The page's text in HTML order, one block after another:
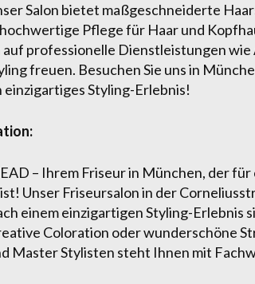
Salon bietet maßgeschneiderte
Pflege für Haar und
auf professionelle Dienstleistungen
freuen. Besuchen Sie uns in
einzigartiges Styling-Erlebnis!
– Ihrem Friseur in München, der
Unser Friseursalon in der
einem einzigartigen Styling-Erlebnis
Coloration oder wunderschöne
Master Stylisten steht Ihnen mit